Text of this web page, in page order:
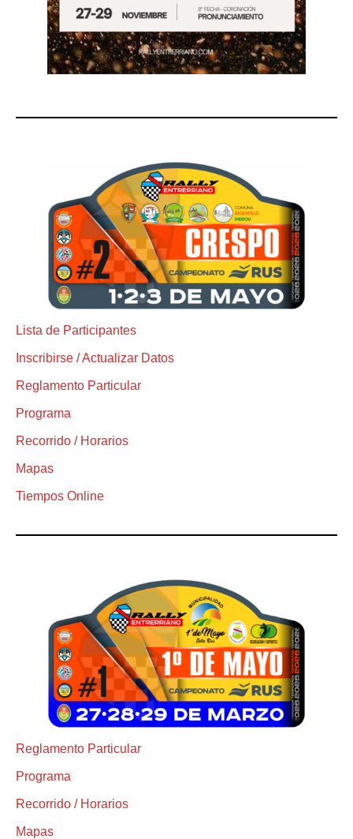
Lista de Participantes
Inscribirse / Actualizar Datos
Reglamento Particular
Programa
Recorrido / Horarios
Mapas
Tiempos Online
Reglamento Particular
Programa
Recorrido / Horarios
Mapas